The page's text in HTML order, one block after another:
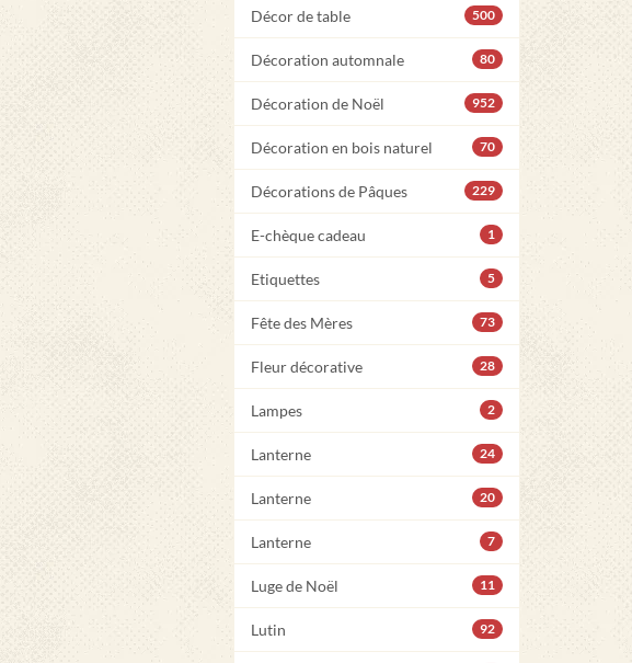
Décor de table 500
Décoration automnale 80
Décoration de Noël 952
Décoration en bois naturel 70
Décorations de Pâques 229
E-chèque cadeau 1
Etiquettes 5
Fête des Mères 73
Fleur décorative 28
Lampes 2
Lanterne 24
Lanterne 20
Lanterne 7
Luge de Noël 11
Lutin 92